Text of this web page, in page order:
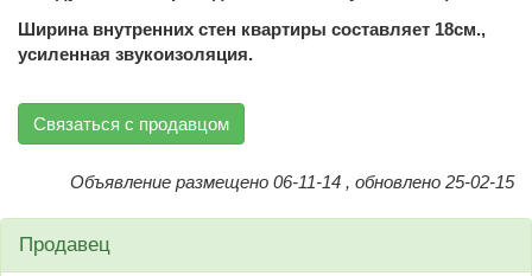
Ширина внутренних стен квартиры составляет 18см.,
усиленная звукоизоляция.
Связаться с продавцом
Объявление размещено 06-11-14 , обновлено 25-02-15
Продавец